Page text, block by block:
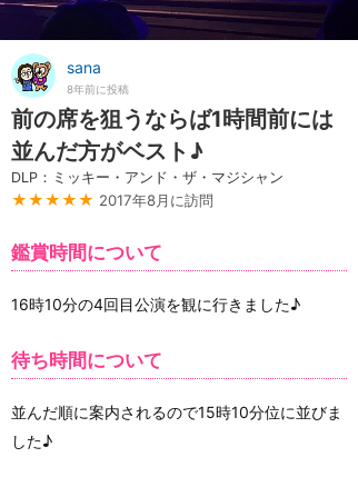
sana
8年前に投稿
前の席を狙うならば1時間前には
並んだ方がベスト♪
DLP：ミッキー・アンド・ザ・マジシャン
★★★★★ 2017年8月に訪問
鑑賞時間について
16時10分の4回目公演を観に行きました♪
待ち時間について
並んだ順に案内されるので15時10分位に並びま
した♪